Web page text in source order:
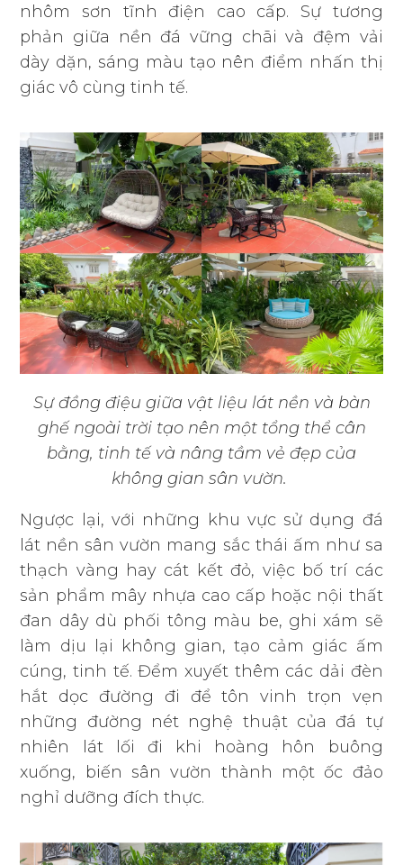
nhôm sơn tĩnh điện cao cấp. Sự tương
phản giữa nền đá vững chãi và đệm vải
dày dặn, sáng màu tạo nên điểm nhấn thị
giác vô cùng tinh tế.
Sự đồng điệu giữa vật liệu lát nền và bàn
ghế ngoài trời tạo nên một tổng thể cân
bằng, tinh tế và nâng tầm vẻ đẹp của
không gian sân vườn.
Ngược lại, với những khu vực sử dụng đá
lát nền sân vườn mang sắc thái ấm như sa
thạch vàng hay cát kết đỏ, việc bố trí các
sản phẩm mây nhựa cao cấp hoặc nội thất
đan dây dù phối tông màu be, ghi xám sẽ
làm dịu lại không gian, tạo cảm giác ấm
cúng, tinh tế. Đểm xuyết thêm các dải đèn
hắt dọc đường đi để tôn vinh trọn vẹn
những đường nét nghệ thuật của đá tự
nhiên lát lối đi khi hoàng hôn buông
xuống, biến sân vườn thành một ốc đảo
nghỉ dưỡng đích thực.